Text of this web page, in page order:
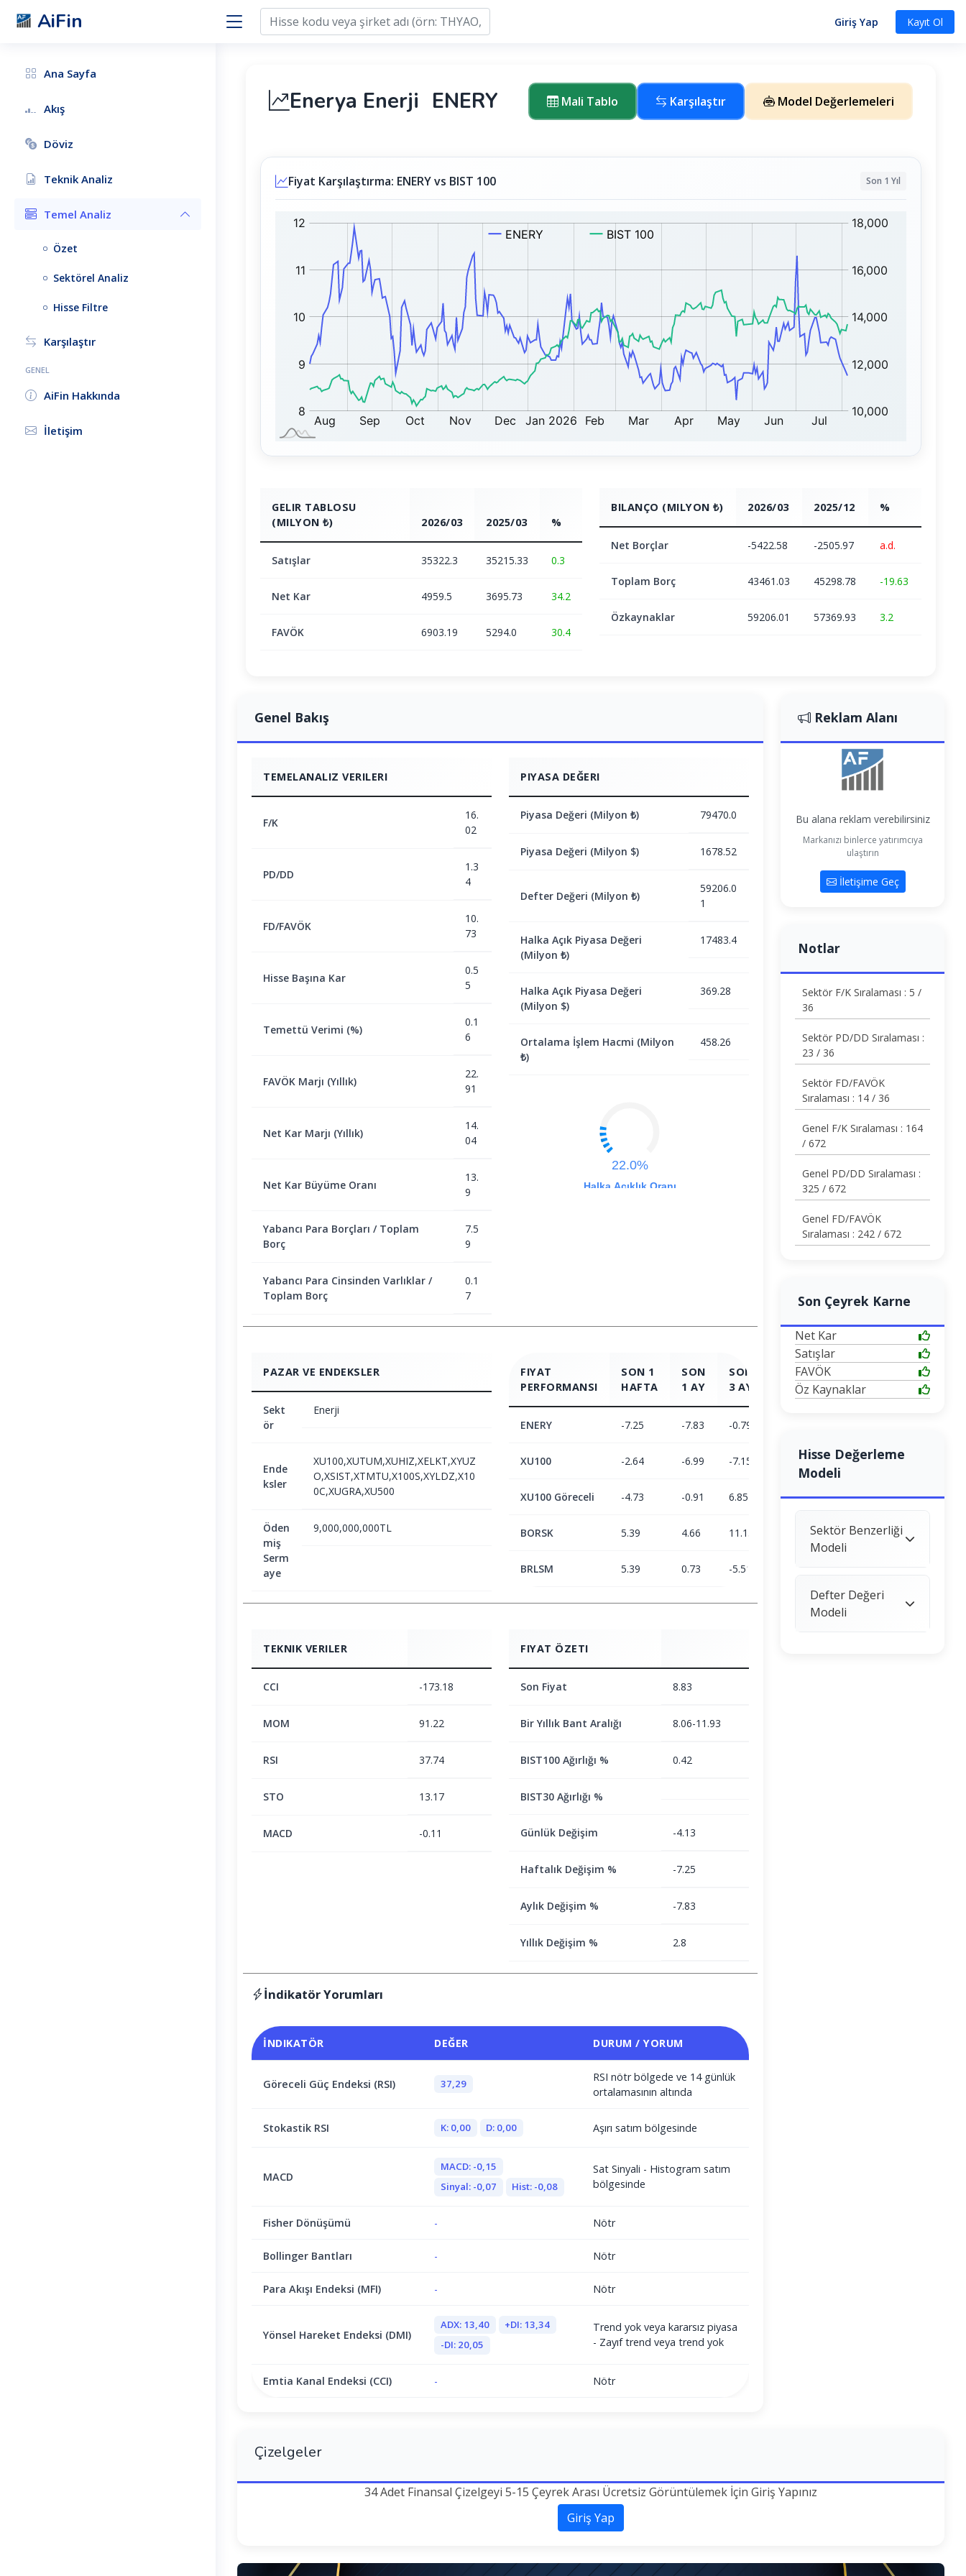
AiFin Giriş Yap Kayıt Ol
Ana Sayfa
Akış
Döviz
Teknik Analiz
Temel Analiz
Özet
Sektörel Analiz
Hisse Filtre
Karşılaştır
GENEL
AiFin Hakkında
İletişim
Enerya Enerji ENERY Mali Tablo Karşılaştır Model Değerlemeleri
Fiyat Karşılaştırma: ENERY vs BIST 100 Son 1 Yıl
GELIR TABLOSU
(MILYON ₺)
2026/03 2025/03 %
Satışlar 35322.3 35215.33 0.3
Net Kar 4959.5 3695.73 34.2
FAVÖK 6903.19 5294.0 30.4
BILANÇO (MILYON ₺) 2026/03 2025/12 %
Net Borçlar -5422.58 -2505.97 a.d.
Toplam Borç 43461.03 45298.78 -19.63
Özkaynaklar 59206.01 57369.93 3.2
Genel Bakış
TEMELANALIZ VERILERI
F/K
16.
02
PD/DD
1.3
4
FD/FAVÖK
10.
73
Hisse Başına Kar
0.5
5
Temettü Verimi (%)
0.1
6
FAVÖK Marjı (Yıllık)
22.
91
Net Kar Marjı (Yıllık)
14.
04
Net Kar Büyüme Oranı
13.
9
Yabancı Para Borçları / Toplam
Borç
7.5
9
Yabancı Para Cinsinden Varlıklar /
Toplam Borç
0.1
7
PIYASA DEĞERI
Piyasa Değeri (Milyon ₺) 79470.0
Piyasa Değeri (Milyon $) 1678.52
Defter Değeri (Milyon ₺)
59206.0
1
Halka Açık Piyasa Değeri
(Milyon ₺)
17483.4
Halka Açık Piyasa Değeri
(Milyon $)
369.28
Ortalama İşlem Hacmi (Milyon
₺)
458.26
Halka Açıklık Oranı
22.0%
PAZAR VE ENDEKSLER
Sekt
ör
Enerji
Ende
ksler
XU100,XUTUM,XUHIZ,XELKT,XYUZ
O,XSIST,XTMTU,X100S,XYLDZ,X10
0C,XUGRA,XU500
Öden
miş
Serm
aye
9,000,000,000TL
FIYAT
PERFORMANSI
SON 1
HAFTA
SON
1 AY
SON
3 AY
SON
6 AY
SON
1 YIL
ENERY -7.25 -7.83 -0.79
XU100 -2.64 -6.99 -7.15 -3.35 24.78
XU100 Göreceli -4.73 -0.91 6.85 -6.39 -17.62
BORSK 5.39 4.66 11.15 5.72
BRLSM 5.39 0.73 -5.51
TEKNIK VERILER
CCI -173.18
MOM 91.22
RSI 37.74
STO 13.17
MACD -0.11
FIYAT ÖZETI
Son Fiyat 8.83
Bir Yıllık Bant Aralığı 8.06-11.93
BIST100 Ağırlığı % 0.42
BIST30 Ağırlığı %
Günlük Değişim -4.13
Haftalık Değişim % -7.25
Aylık Değişim % -7.83
Yıllık Değişim % 2.8
İndikatör Yorumları
İNDIKATÖR DEĞER DURUM / YORUM
Göreceli Güç Endeksi (RSI) 37,29
RSI nötr bölgede ve 14 günlük
ortalamasının altında
Stokastik RSI K: 0,00 D: 0,00 Aşırı satım bölgesinde
MACD
MACD: -0,15
Sinyal: -0,07
Hist: -0,08
Sat Sinyali - Histogram satım
bölgesinde
Fisher Dönüşümü - Nötr
Bollinger Bantları - Nötr
Para Akışı Endeksi (MFI) - Nötr
Yönsel Hareket Endeksi (DMI)
ADX: 13,40
+DI: 13,34
-DI: 20,05
Trend yok veya kararsız piyasa
- Zayıf trend veya trend yok
Emtia Kanal Endeksi (CCI) - Nötr
Reklam Alanı
Bu alana reklam verebilirsiniz
Markanızı binlerce yatırımcıya
ulaştırın
İletişime Geç
Notlar
Sektör F/K Sıralaması : 5 /
36
Sektör PD/DD Sıralaması :
23 / 36
Sektör FD/FAVÖK
Sıralaması : 14 / 36
Genel F/K Sıralaması : 164
/ 672
Genel PD/DD Sıralaması :
325 / 672
Genel FD/FAVÖK
Sıralaması : 242 / 672
Son Çeyrek Karne
Net Kar
Satışlar
FAVÖK
Öz Kaynaklar
Hisse Değerleme
Modeli
Sektör Benzerliği
Modeli
Defter Değeri
Modeli
Çizelgeler
34 Adet Finansal Çizelgeyi 5-15 Çeyrek Arası Ücretsiz Görüntülemek İçin Giriş Yapınız
Giriş Yap